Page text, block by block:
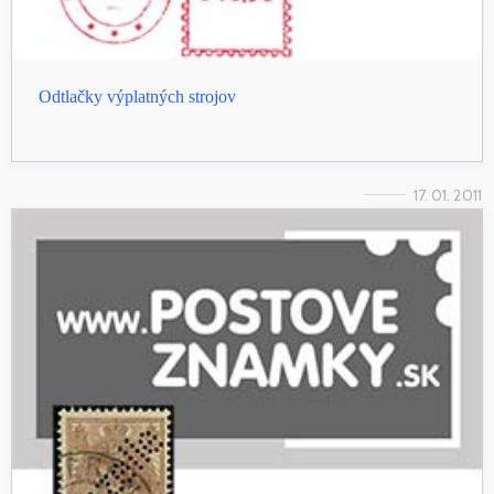
Odtlačky výplatných strojov
17. 01. 2011